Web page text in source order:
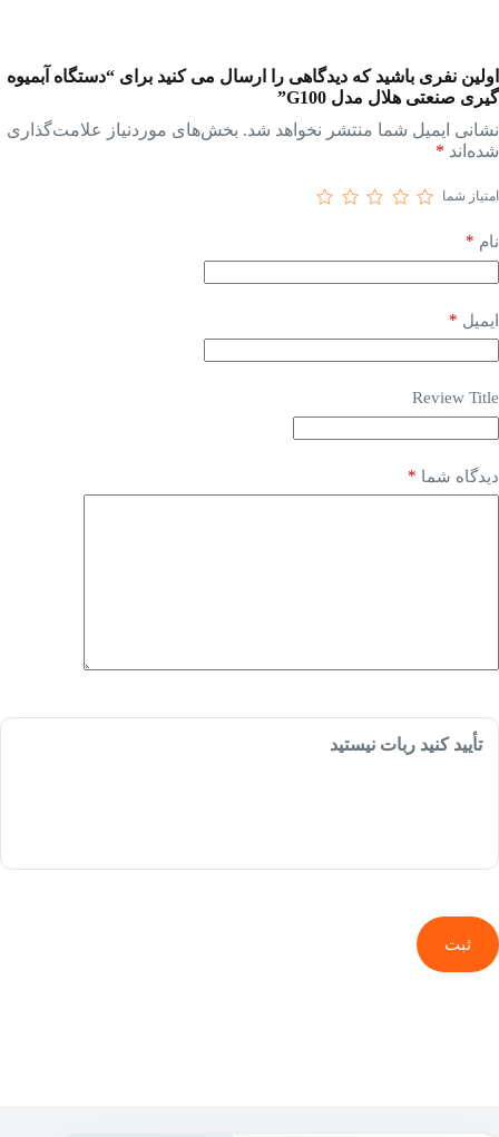
اولین نفری باشید که دیدگاهی را ارسال می کنید برای “دستگاه آبمیوه
گیری صنعتی هلال مدل G100”
نشانی ایمیل شما منتشر نخواهد شد. بخش‌های موردنیاز علامت‌گذاری
شده‌اند *
امتیاز شما
نام *
ایمیل *
Review Title
دیدگاه شما *
تأیید کنید ربات نیستید
ثبت